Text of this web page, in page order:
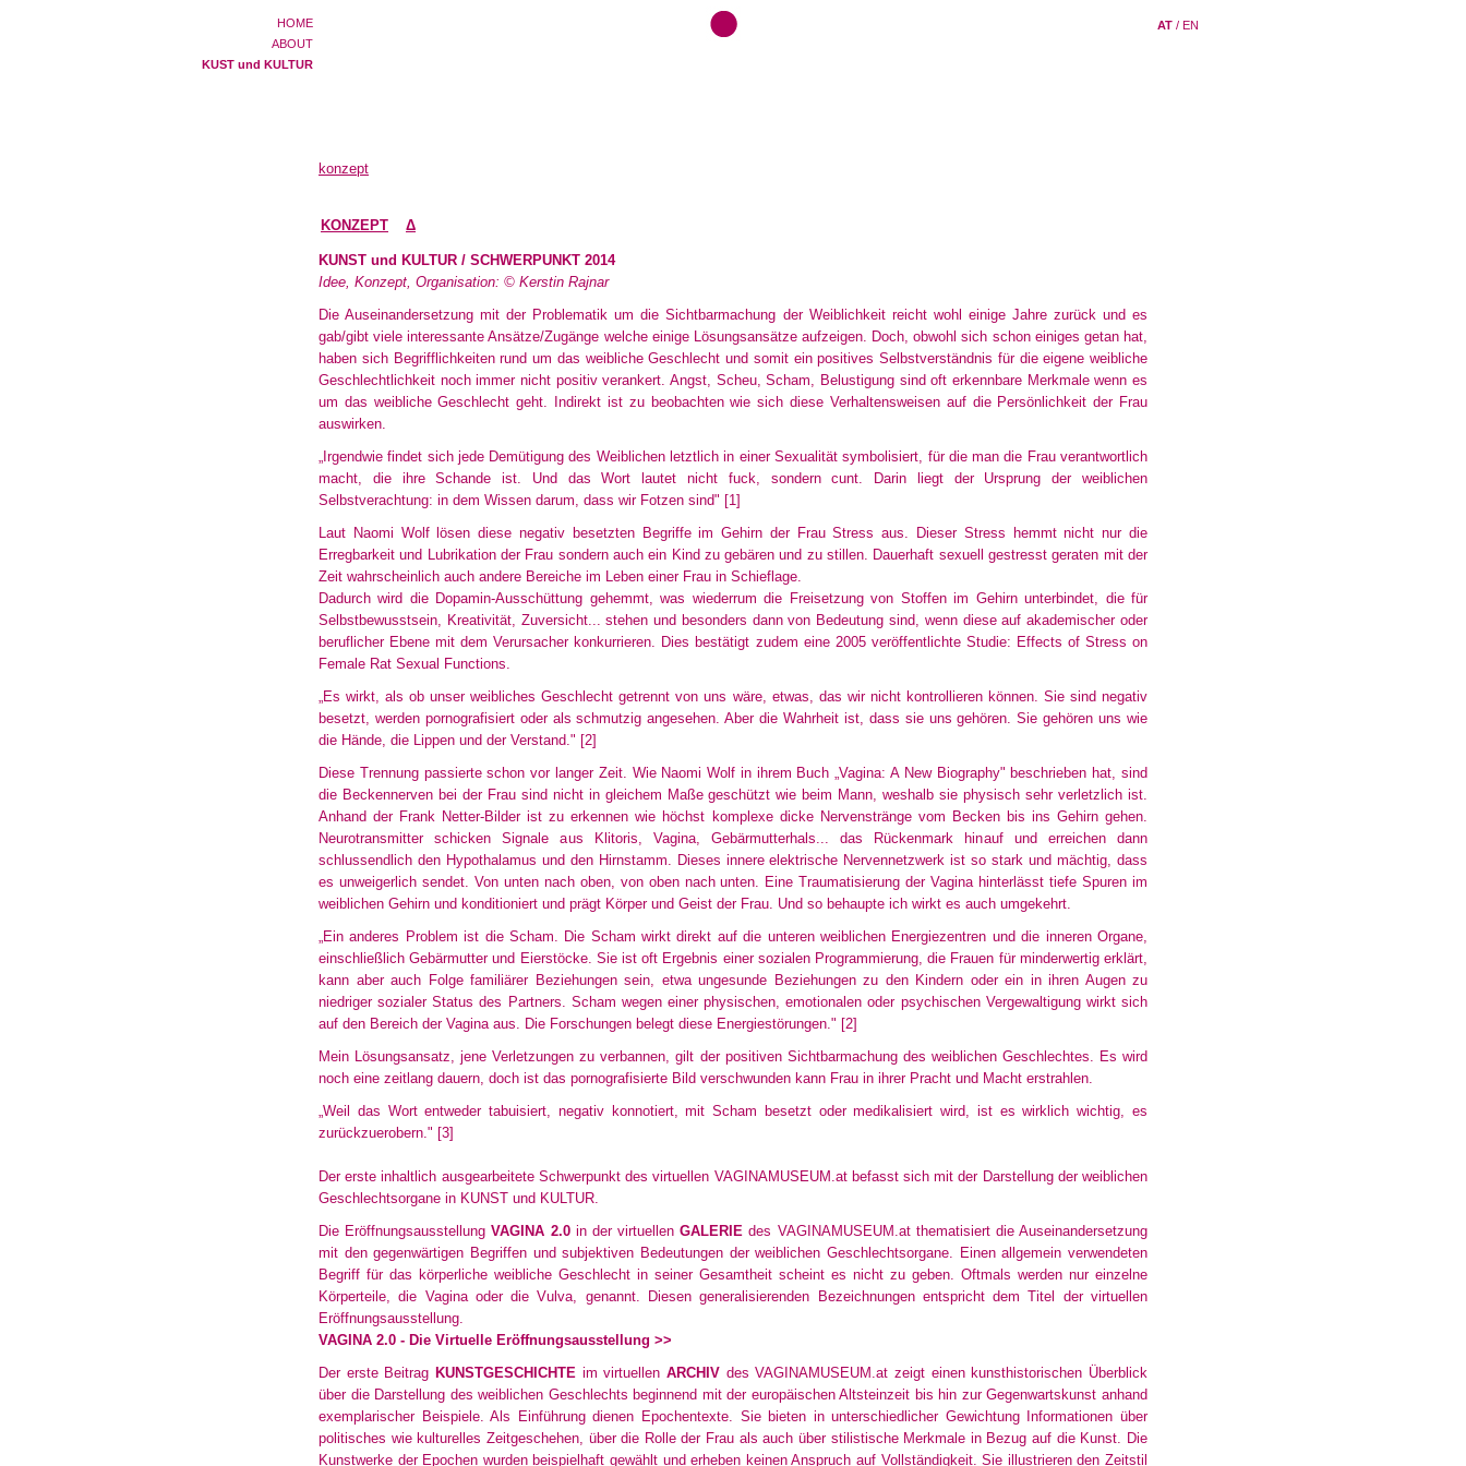
HOME
ABOUT
KUST und KULTUR
AT / EN
konzept
KONZEPT Δ
KUNST und KULTUR / SCHWERPUNKT 2014
Idee, Konzept, Organisation: © Kerstin Rajnar
Die Auseinandersetzung mit der Problematik um die Sichtbarmachung der Weiblichkeit reicht wohl einige Jahre zurück und es
gab/gibt viele interessante Ansätze/Zugänge welche einige Lösungsansätze aufzeigen. Doch, obwohl sich schon einiges getan hat,
haben sich Begrifflichkeiten rund um das weibliche Geschlecht und somit ein positives Selbstverständnis für die eigene weibliche
Geschlechtlichkeit noch immer nicht positiv verankert. Angst, Scheu, Scham, Belustigung sind oft erkennbare Merkmale wenn es
um das weibliche Geschlecht geht. Indirekt ist zu beobachten wie sich diese Verhaltensweisen auf die Persönlichkeit der Frau
auswirken.
„Irgendwie findet sich jede Demütigung des Weiblichen letztlich in einer Sexualität symbolisiert, für die man die Frau verantwortlich
macht, die ihre Schande ist. Und das Wort lautet nicht fuck, sondern cunt. Darin liegt der Ursprung der weiblichen
Selbstverachtung: in dem Wissen darum, dass wir Fotzen sind" [1]
Laut Naomi Wolf lösen diese negativ besetzten Begriffe im Gehirn der Frau Stress aus. Dieser Stress hemmt nicht nur die
Erregbarkeit und Lubrikation der Frau sondern auch ein Kind zu gebären und zu stillen. Dauerhaft sexuell gestresst geraten mit der
Zeit wahrscheinlich auch andere Bereiche im Leben einer Frau in Schieflage.
Dadurch wird die Dopamin-Ausschüttung gehemmt, was wiederrum die Freisetzung von Stoffen im Gehirn unterbindet, die für
Selbstbewusstsein, Kreativität, Zuversicht... stehen und besonders dann von Bedeutung sind, wenn diese auf akademischer oder
beruflicher Ebene mit dem Verursacher konkurrieren. Dies bestätigt zudem eine 2005 veröffentlichte Studie: Effects of Stress on
Female Rat Sexual Functions.
„Es wirkt, als ob unser weibliches Geschlecht getrennt von uns wäre, etwas, das wir nicht kontrollieren können. Sie sind negativ
besetzt, werden pornografisiert oder als schmutzig angesehen. Aber die Wahrheit ist, dass sie uns gehören. Sie gehören uns wie
die Hände, die Lippen und der Verstand." [2]
Diese Trennung passierte schon vor langer Zeit. Wie Naomi Wolf in ihrem Buch „Vagina: A New Biography" beschrieben hat, sind
die Beckennerven bei der Frau sind nicht in gleichem Maße geschützt wie beim Mann, weshalb sie physisch sehr verletzlich ist.
Anhand der Frank Netter-Bilder ist zu erkennen wie höchst komplexe dicke Nervenstränge vom Becken bis ins Gehirn gehen.
Neurotransmitterschicken Signale aus Klitoris, Vagina, Gebärmutterhals... das Rückenmark hinauf und erreichen dann
schlussendlich den Hypothalamus und den Hirnstamm. Dieses innere elektrische Nervennetzwerk ist so stark und mächtig, dass
es unweigerlich sendet. Von unten nach oben, von oben nach unten. Eine Traumatisierung der Vagina hinterlässt tiefe Spuren im
weiblichen Gehirn und konditioniert und prägt Körper und Geist der Frau. Und so behaupte ich wirkt es auch umgekehrt.
„Ein anderes Problem ist die Scham. Die Scham wirkt direkt auf die unteren weiblichen Energiezentren und die inneren Organe,
einschließlich Gebärmutter und Eierstöcke. Sie ist oft Ergebnis einer sozialen Programmierung, die Frauen für minderwertig erklärt,
kann aber auch Folge familiärer Beziehungen sein, etwa ungesunde Beziehungen zu den Kindern oder ein in ihren Augen zu
niedrigersozialer Status des Partners. Scham wegen einer physischen, emotionalen oder psychischen Vergewaltigung wirkt sich
auf den Bereich der Vagina aus. Die Forschungen belegt diese Energiestörungen." [2]
Mein Lösungsansatz, jene Verletzungen zu verbannen, gilt der positiven Sichtbarmachung des weiblichen Geschlechtes. Es wird
noch eine zeitlang dauern, doch ist das pornografisierte Bild verschwunden kann Frau in ihrer Pracht und Macht erstrahlen.
„Weil das Wort entweder tabuisiert, negativ konnotiert, mit Scham besetzt oder medikalisiert wird, ist es wirklich wichtig, es
zurückzuerobern." [3]
Der erste inhaltlich ausgearbeitete Schwerpunkt des virtuellen VAGINAMUSEUM.at befasst sich mit der Darstellung der weiblichen
Geschlechtsorgane in KUNST und KULTUR.
Die EröffnungsausstellungVAGINA 2.0in der virtuellenGALERIE des VAGINAMUSEUM.at thematisiert die Auseinandersetzung
mit den gegenwärtigen Begriffen und subjektiven Bedeutungen der weiblichen Geschlechtsorgane. Einen allgemein verwendeten
Begriff für das körperliche weibliche Geschlecht in seiner Gesamtheit scheint es nicht zu geben. Oftmals werden nur einzelne
Körperteile, die Vagina oder die Vulva, genannt. Diesen generalisierenden Bezeichnungen entspricht dem Titel der virtuellen
Eröffnungsausstellung.
VAGINA 2.0 - Die Virtuelle Eröffnungsausstellung >>
Der erste Beitrag KUNSTGESCHICHTE im virtuellen ARCHIV des VAGINAMUSEUM.at zeigt einen kunsthistorischen Überblick
über die Darstellung des weiblichen Geschlechts beginnend mit der europäischen Altsteinzeit bis hin zur Gegenwartskunst anhand
exemplarischer Beispiele. Als Einführung dienen Epochentexte. Sie bieten in unterschiedlicher Gewichtung Informationen über
politisches wie kulturelles Zeitgeschehen, über die Rolle der Frau als auch über stilistische Merkmale in Bezug auf die Kunst. Die
Kunstwerke der Epochen wurden beispielhaft gewählt und erheben keinen Anspruch auf Vollständigkeit. Sie illustrieren den Zeitstil